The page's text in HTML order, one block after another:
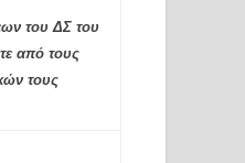
του ΔΣ του
από τους
τους